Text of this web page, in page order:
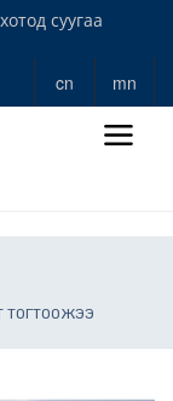
суугаа
cn mn
ТОГТООЖЭЭ